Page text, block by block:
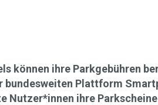
können ihre Parkgebühren
Plattform
Nutzer*innen ihre